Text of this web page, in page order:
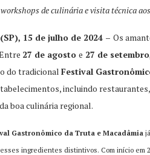
de culinária e visita técnica
15 de julho de 2024 – Os
27 de agosto e 27 de
do tradicional Festival
incluindo
boa culinária regional.
Gastronômico da Truta e Macadâmia
ingredientes distintivos. Com início em